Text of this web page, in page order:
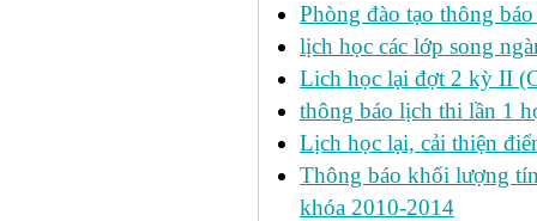
Phòng đào tạo thông
lịch học các lớp song
Lich học lại đợt 2 kỳ II
thông báo lịch thi lần 1
Lịch học lại, cải thiện
Thông báo khối lượng
khóa 2010-2014